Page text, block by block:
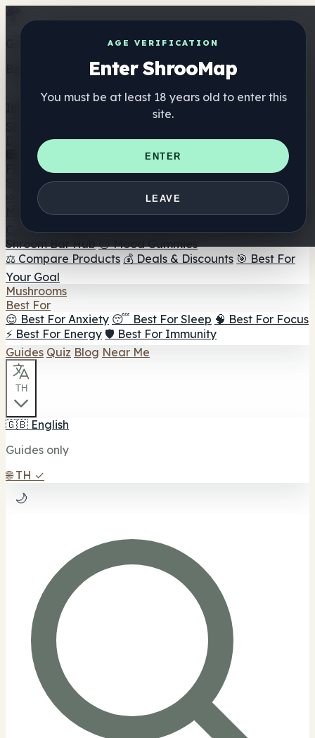
AGE VERIFICATION
Enter ShrooMap
You must be at least 18 years old to enter this
site.
ENTER
LEAVE
Get the ShrooMap app
Better than mobile web — one tap away
Directory
🏢 Maker Directory
📍 Headshop Finder
🔮 Smartshop
Finder 🛒 Online Headshops
Supplements
🍬 Mushroom Gummies
💊 Mushroom Capsules
Mushroom Tinctures 🫙 Mushroom Powders ☕ Mushroom
Coffee 🍫 Mushroom Chocolate 💨 Mushroom Vapes 🍫
Shroom Bar Hub 😌 Mood Gummies
⚖️ Compare Products 💰 Deals & Discounts 🎯 Best For
Your Goal
Mushrooms
Best For
😌 Best For Anxiety 😴 Best For Sleep 🧠 Best For Focus
⚡ Best For Energy 🛡️ Best For Immunity
Guides Quiz Blog Near Me
TH
🇬🇧 English
Guides only
🌐 TH ✓
🌙